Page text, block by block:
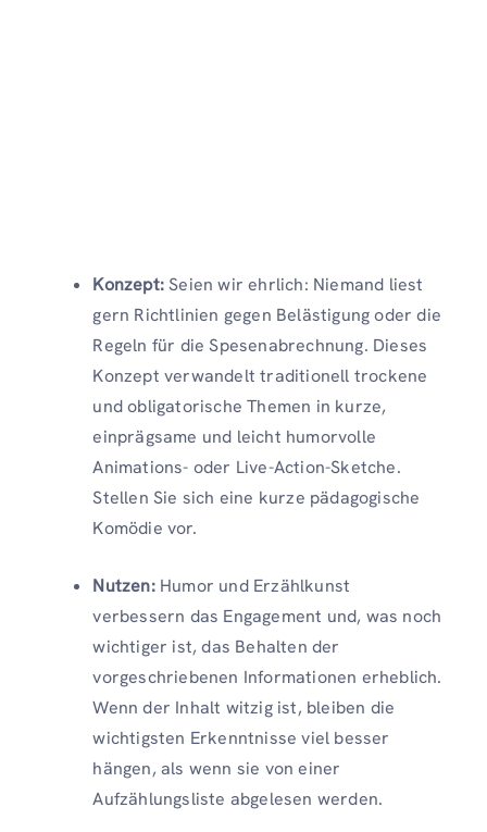
Konzept:Seien wir ehrlich: Niemand liest
gern Richtlinien gegen Belästigung oder die
Regeln für die Spesenabrechnung. Dieses
Konzept verwandelt traditionell trockene
und obligatorische Themen in kurze,
einprägsame und leicht humorvolle
Animations- oder Live-Action-Sketche.
Stellen Sie sich eine kurze pädagogische
Komödie vor.
Nutzen:Humor und Erzählkunst
verbessern das Engagement und, was noch
wichtiger ist, das Behalten der
vorgeschriebenen Informationen erheblich.
Wenn der Inhalt witzig ist, bleiben die
wichtigsten Erkenntnisse viel besser
hängen, als wenn sie von einer
Aufzählungsliste abgelesen werden.